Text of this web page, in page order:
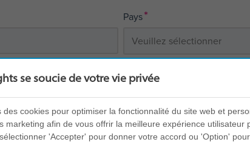
Pays*
d'Insights pour la première fois ?*
se soucie de votre vie privée
des cookies pour optimiser la fonctionnalité du site web et
marketing afin de vous offrir la meilleure expérience utilisateur
'Accepter' pour donner votre accord ou 'Option'